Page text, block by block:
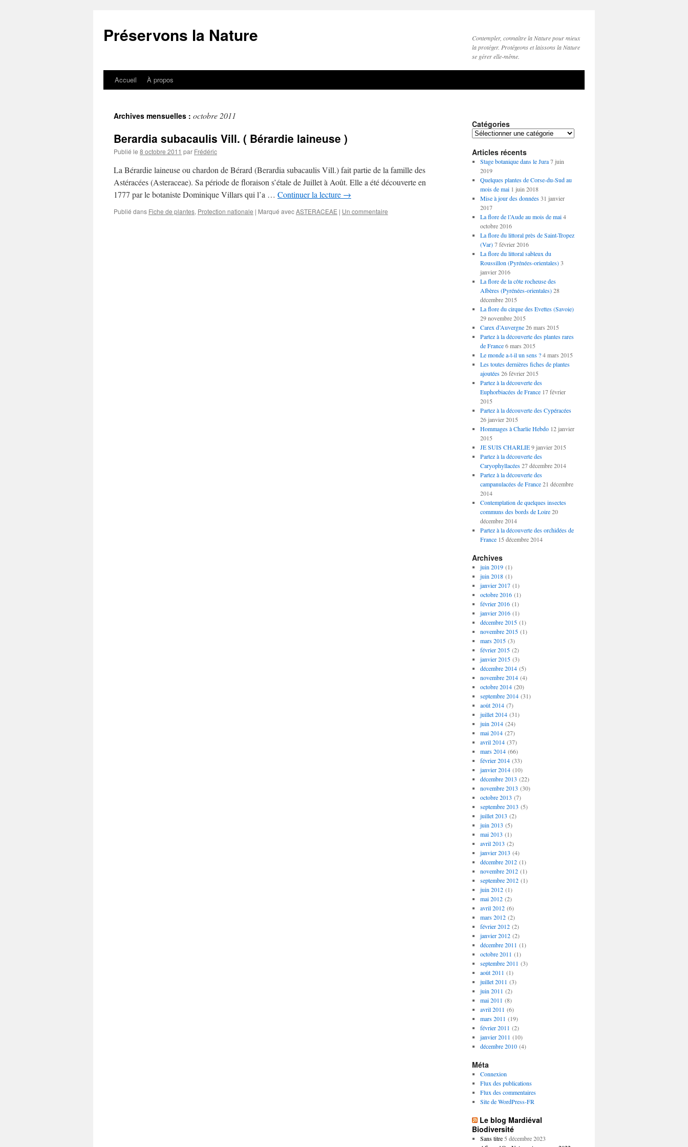
contenu
Préservons la Nature
Contempler, connaître la Nature pour mieux
la protéger. Protégeons et laissons la Nature
se gérer elle-même.
Accueil À propos
Archives mensuelles : octobre 2011
Berardia subacaulis Vill. ( Bérardie laineuse )
Publié le 8 octobre 2011 par Frédéric
La Bérardie laineuse ou chardon de Bérard (Berardia subacaulis Vill.) fait partie de la famille des
Astéracées (Asteraceae). Sa période de floraison s’étale de Juillet à Août. Elle a été découverte en
1777 par le botaniste Dominique Villars qui l’a … Continuer la lecture →
Publié dans Fiche de plantes, Protection nationale | Marqué avecASTERACEAE | Un commentaire
Catégories
Catégories
Articles récents
Stage botanique dans le Jura 7 juin
2019
Quelques plantes de Corse-du-Sud au
mois de mai 1 juin 2018
Mise à jour des données 31 janvier
2017
La flore de l’Aude au mois de mai 4
octobre 2016
La flore du littoral près de Saint-Tropez
(Var) 7 février 2016
La flore du littoral sableux du
Roussillon (Pyrénées-orientales) 3
janvier 2016
La flore de la côte rocheuse des
Albères (Pyrénées-orientales) 28
décembre 2015
La flore du cirque des Evettes (Savoie)
29 novembre 2015
Carex d’Auvergne 26 mars 2015
Partez à la découverte des plantes rares
de France 6 mars 2015
Le monde a-t-il un sens ? 4 mars 2015
Les toutes dernières fiches de plantes
ajoutées 26 février 2015
Partez à la découverte des
Euphorbiacées de France 17 février
2015
Partez à la découverte des Cypéracées
26 janvier 2015
Hommages à Charlie Hebdo 12 janvier
2015
JE SUIS CHARLIE 9 janvier 2015
Partez à la découverte des
Caryophyllacées 27 décembre 2014
Partez à la découverte des
campanulacées de France 21 décembre
2014
Contemplation de quelques insectes
communs des bords de Loire 20
décembre 2014
Partez à la découverte des orchidées de
France 15 décembre 2014
Archives
juin 2019(1)
juin 2018(1)
janvier 2017(1)
octobre 2016(1)
février 2016(1)
janvier 2016(1)
décembre 2015(1)
novembre 2015(1)
mars 2015(3)
février 2015(2)
janvier 2015(3)
décembre 2014(5)
novembre 2014(4)
octobre 2014(20)
septembre 2014(31)
août 2014(7)
juillet 2014(31)
juin 2014(24)
mai 2014(27)
avril 2014(37)
mars 2014(66)
février 2014(33)
janvier 2014(10)
décembre 2013 (22)
novembre 2013 (30)
octobre 2013 (7)
septembre 2013 (5)
juillet 2013 (2)
juin 2013 (5)
mai 2013 (1)
avril 2013 (2)
janvier 2013 (4)
décembre 2012(1)
novembre 2012(1)
septembre 2012(1)
juin 2012(1)
mai 2012(2)
avril 2012(6)
mars 2012(2)
février 2012(2)
janvier 2012(2)
décembre 2011 (1)
octobre 2011 (1)
septembre 2011 (3)
août 2011 (1)
juillet 2011 (3)
juin 2011 (2)
mai 2011 (8)
avril 2011 (6)
mars 2011 (19)
février 2011 (2)
janvier 2011 (10)
décembre 2010(4)
Méta
Connexion
Flux des publications
Flux des commentaires
Site de WordPress-FR
Le blog Mardiéval
Biodiversité
Sans titre 5 décembre 2023